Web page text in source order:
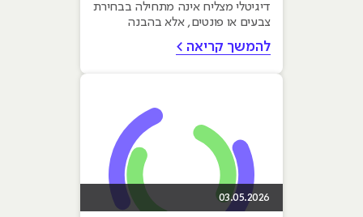
דיגיטלי מצליח אינה מתחילה בבחירת
צבעים או פונטים, אלא בהבנה
עמוקה של צרכי המשתמש. עם...
להמשך קריאה >
03.05.2026